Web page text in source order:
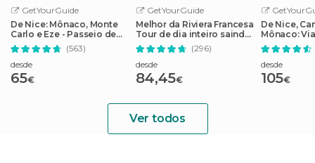
GetYourGuide
De Nice: Mônaco, Monte
Carlo e Eze - Passeio de
meio dia
(563)
desde
65€
GetYourGuide
Melhor da Riviera Francesa
Tour de dia inteiro saindo
de Nice
(296)
desde
84,45€
De Nice,
Mônaco:
Riviera
desde
105€
Ver todos